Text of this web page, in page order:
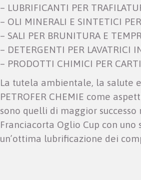
– LUBRIFICANTI PER
– OLI MINERALI E SINTETICI
– SALI PER BRUNITURA E
– DETERGENTI PER LAVATRICI
– PRODOTTI CHIMICI PER
La tutela ambientale, la salute
PETROFER CHEMIE come
sono quelli di maggior
Franciacorta Oglio Cup con
un’ottima lubrificazione dei